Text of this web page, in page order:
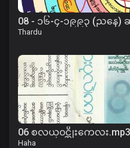
08 - ၁၆-၄-၁၉၉၃ (ညနေ
Thardu
06 စလယ္၀င္အိုးကေလး.mp3
Haha